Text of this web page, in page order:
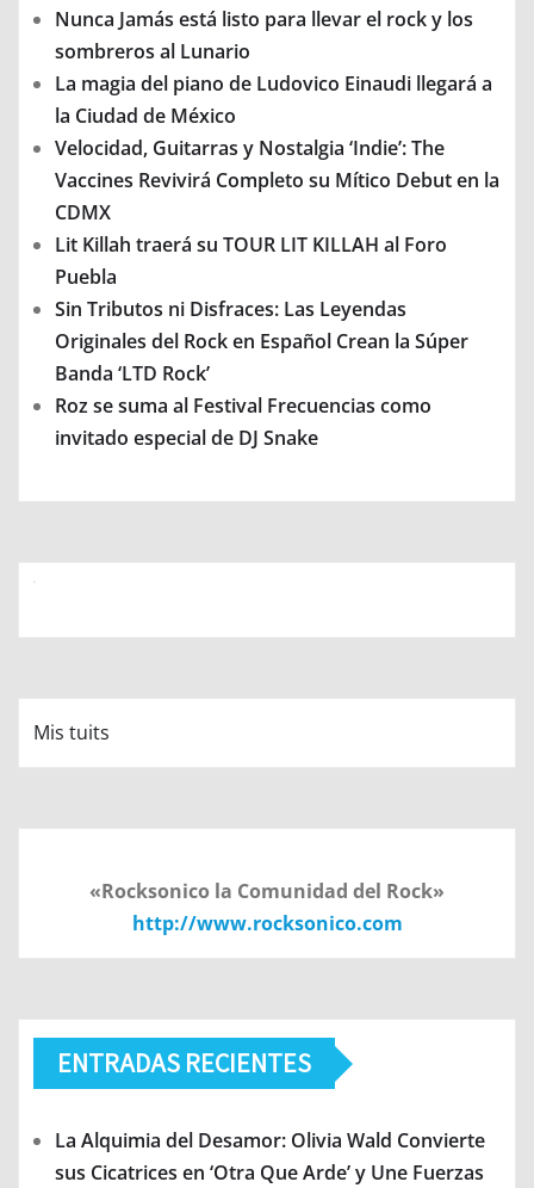
Nunca Jamás está listo para llevar el rock y los
sombreros al Lunario
La magia del piano de Ludovico Einaudi llegará a
la Ciudad de México
Velocidad, Guitarras y Nostalgia ‘Indie’: The
Vaccines Revivirá Completo su Mítico Debut en la
CDMX
Lit Killah traerá su TOUR LIT KILLAH al Foro
Puebla
Sin Tributos ni Disfraces: Las Leyendas
Originales del Rock en Español Crean la Súper
Banda ‘LTD Rock’
Roz se suma al Festival Frecuencias como
invitado especial de DJ Snake
Mis tuits
«Rocksonico la Comunidad del Rock»
http://www.rocksonico.com
ENTRADAS RECIENTES
La Alquimia del Desamor: Olivia Wald Convierte
sus Cicatrices en ‘Otra Que Arde’ y Une Fuerzas